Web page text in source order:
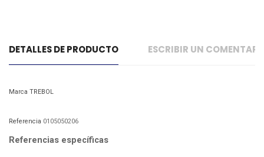
DETALLES DE PRODUCTO ESCRIBIR UN
Marca TREBOL
Referencia 0105050206
Referencias específicas